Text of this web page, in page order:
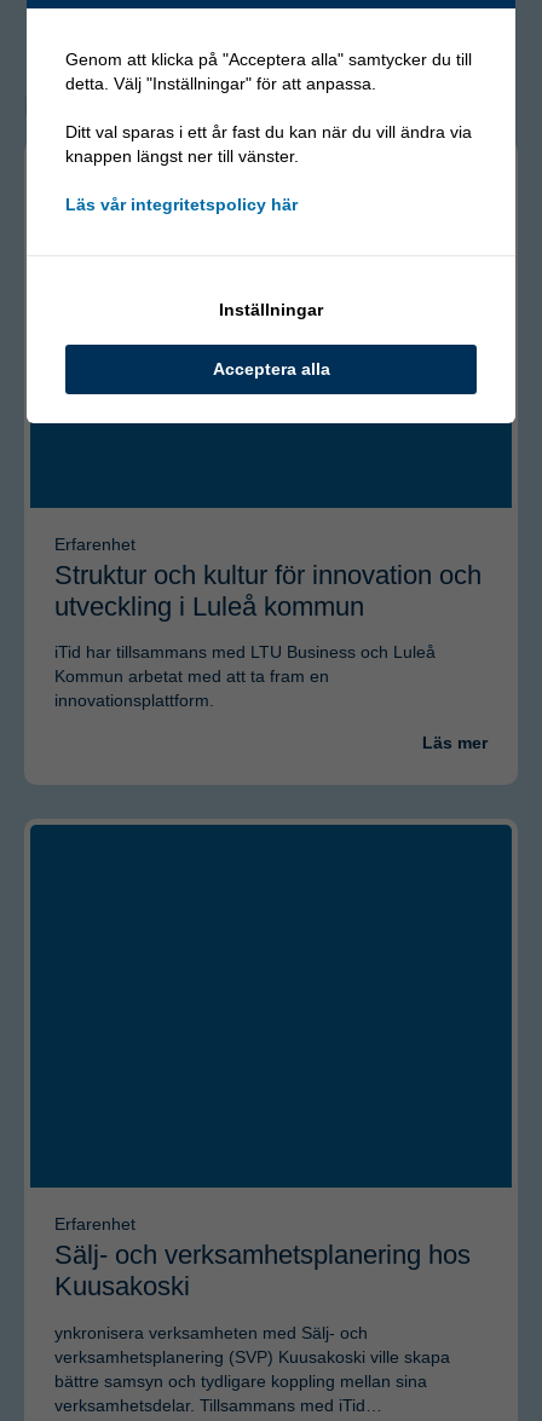
Erfarenhet
Struktur och kultur för innovation och
utveckling i Luleå kommun
iTid har tillsammans med LTU Business och Luleå
Kommun arbetat med att ta fram en
innovationsplattform.
Läs mer
Erfarenhet
Sälj- och verksamhetsplanering hos
Kuusakoski
ynkronisera verksamheten med Sälj- och
verksamhetsplanering (SVP) Kuusakoski ville skapa
bättre samsyn och tydligare koppling mellan sina
verksamhetsdelar. Tillsammans med iTid…
Genom att klicka på "Acceptera alla" samtycker du till
detta. Välj "Inställningar" för att anpassa.
Ditt val sparas i ett år fast du kan när du vill ändra via
knappen längst ner till vänster.
Läs vår integritetspolicy här
Inställningar
Acceptera alla